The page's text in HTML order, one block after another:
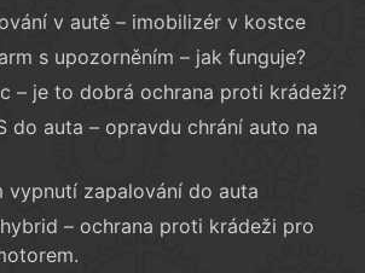
v autě – imobilizér v kostce
s upozorněním – jak funguje?
– je to dobrá ochrana proti krádeži?
do auta – opravdu chrání auto na
vypnutí zapalování do auta
– ochrana proti krádeži pro